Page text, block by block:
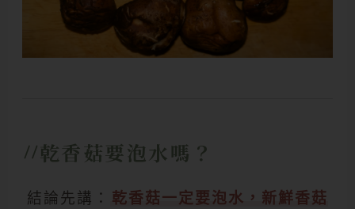
乾香菇要泡水嗎？
結論先講：
乾香菇一定要泡水，新鮮香菇